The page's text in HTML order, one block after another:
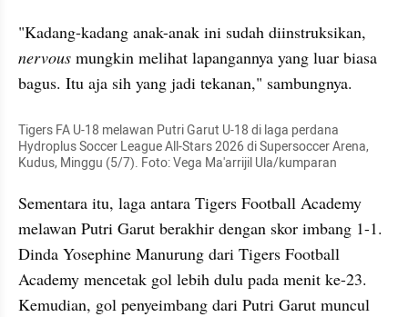
nervous mungkin melihat lapangannya yang luar biasa
bagus. Itu aja sih yang jadi tekanan," sambungnya.
Tigers FA U-18 melawan Putri Garut U-18 di laga perdana
Hydroplus Soccer League All-Stars 2026 di Supersoccer Arena,
Kudus, Minggu (5/7). Foto: Vega Ma'arrijil Ula/kumparan
Sementara itu, laga antara Tigers Football Academy
melawan Putri Garut berakhir dengan skor imbang 1-1.
Dinda Yosephine Manurung dari Tigers Football
Academy mencetak gol lebih dulu pada menit ke-23.
Kemudian, gol penyeimbang dari Putri Garut muncul